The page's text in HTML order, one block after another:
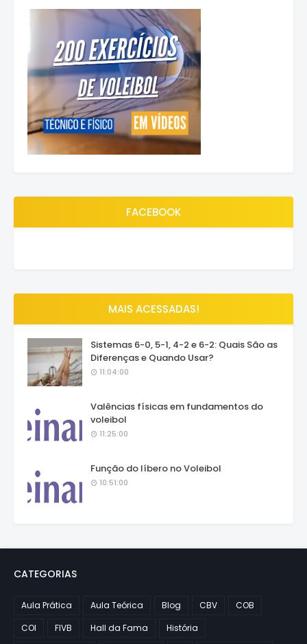
FACEBOOK
MAIS ACESSADAS!
Sistemas 6-0, 5-1, 4-2 e 6-2: Quais São as
Diferenças e Quando Usar?
11:04:00
Valências físicas em fundamentos do
voleibol
11:25:00
Função do líbero no Voleibol
10:51:00
CATEGORIAS
Aula Prática Aula Teórica Blog CBV
COB
COI
FIVB Hall da Fama
História